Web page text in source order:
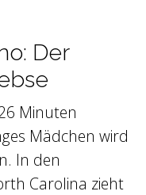
Der
Minuten
Mädchen wird
In den
Carolina zieht